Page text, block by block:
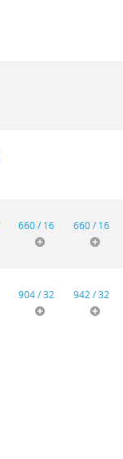
660 / 16 660 / 16
904 / 32 942 / 32